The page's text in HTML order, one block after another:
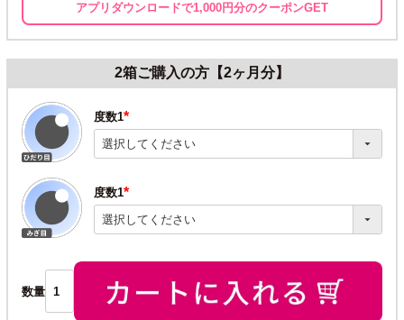
アプリダウンロードで1,000円分のクーポンGET
2箱ご購入の方【2ヶ月分】
度数1
(必
須)
度数1
(必
須)
数量